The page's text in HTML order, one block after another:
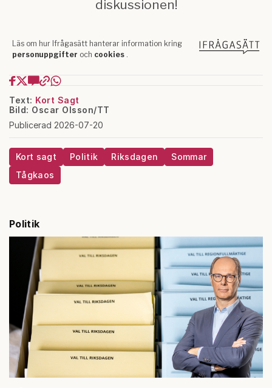
Text: Kort Sagt
Bild: Oscar Olsson/TT
Publicerad 2026-07-20
Kort sagt Politik Riksdagen
Sommar
Tågkaos
Politik